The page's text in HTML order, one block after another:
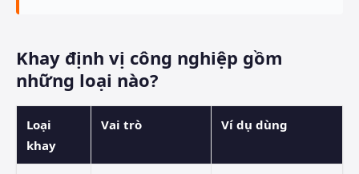
Khay định vị công nghiệp gồm
những loại nào?
Loại
khay
Vai trò Ví dụ dùng